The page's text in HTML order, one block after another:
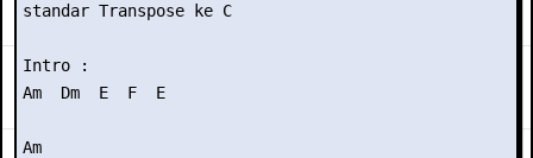
standar Transpose ke C
Intro :
Am  Dm  E  F  E
Am